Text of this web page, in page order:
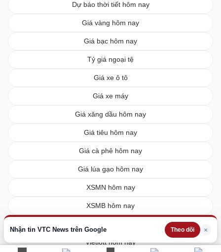
Nhận tin VTC News trên Google Theo dõi ×
Dự báo thời tiết hôm nay
Giá vàng hôm nay
Giá bạc hôm nay
Tỷ giá ngoại tệ
Giá xe ô tô
Giá xe máy
Giá xăng dầu hôm nay
Giá tiêu hôm nay
Giá cà phê hôm nay
Giá lúa gạo hôm nay
XSMN hôm nay
XSMB hôm nay
Vietlott hôm nay